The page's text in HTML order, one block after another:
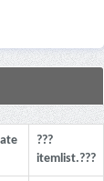
???
itemlist.???